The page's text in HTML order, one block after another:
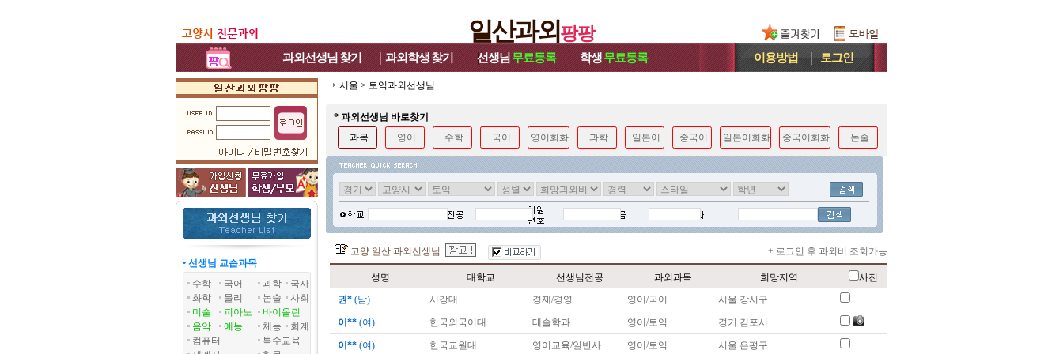
일산과외팡팡
과외선생님 찾기 과외학생찾기 선생님 무료등록 학생무료등록 이용방법 로그인
• 선생님 교습과목
수학
국어 과학
국사
화학
물리 논술
사회
미술
피아노
바이올린
음악
예능 체능
회계
컴퓨터
특수교육
서울 > 토익과외선생님
* 과외선생님 바로찾기
과목
영어 수학 국어 영어회화 과학 일본어 중국어 일본어회화 중국어회화 논술
고양 일산 과외선생님 + 로그인 후 과외비 조회가능
성명 대학교 선생님전공 과외과목 희망지역
사진
권* (남) 서강대 경제/경영 영어/국어 서울 강서구
이** (여) 한국외국어대 테솔학과 영어/토익 경기 김포시
이** (여) 한국교원대 영어교육/일반사.. 영어/토익 서울 은평구